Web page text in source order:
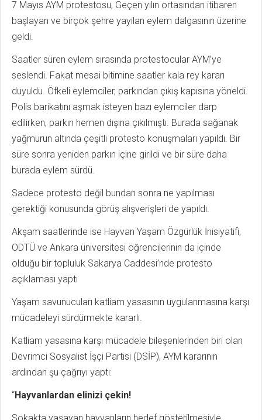
7 Mayıs AYM protestosu, Geçen yılın ortasından itibaren
başlayan ve birçok şehre yayılan eylem dalgasının üzerine
geldi.
Saatler süren eylem sırasında protestocular AYM’ye
seslendi. Fakat mesai bitimine saatler kala rey kararı
duyuldu. Öfkeli eylemciler, parkından çıkış kapısına yöneldi.
Polis barikatını aşmak isteyen bazı eylemciler darp
edilirken, parkın hemen dışına çıkılmıştı. Burada sağanak
yağmurun altında çeşitli protesto konuşmaları yapıldı. Bir
süre sonra yeniden parkın içine girildi ve bir süre daha
burada eylem sürdü.
Sadece protesto değil bundan sonra ne yapılması
gerektiği konusunda görüş alışverişleri de yapıldı.
Akşam saatlerinde ise Hayvan Yaşam Özgürlük İnisiyatifi,
ODTÜ ve Ankara üniversitesi öğrencilerinin da içinde
olduğu bir topluluk Sakarya Caddesi’nde protesto
açıklaması yaptı
Yaşam savunucuları katliam yasasının uygulanmasına karşı
mücadeleyi sürdürmekte kararlı.
Katliam yasasına karşı mücadele bileşenlerinden biri olan
Devrimci Sosyalist İşçi Partisi (DSİP), AYM kararının
ardından şu çağrıyı yaptı:
“Hayvanlardan elinizi çekin!